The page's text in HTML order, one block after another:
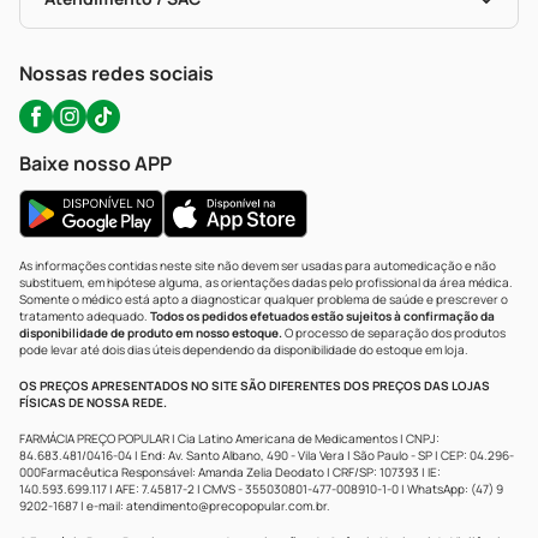
WhatsApp (47) 9202-1687
Nossas redes sociais
Baixe nosso APP
As informações contidas neste site não devem ser usadas para automedicação e não
substituem, em hipótese alguma, as orientações dadas pelo profissional da área médica.
Somente o médico está apto a diagnosticar qualquer problema de saúde e prescrever o
tratamento adequado. Todos os pedidos efetuados estão sujeitos à confirmação da
disponibilidade de produto em nosso estoque.O processo de separação dos produtos
pode levar até dois dias úteis dependendo da disponibilidade do estoque em loja.
OS PREÇOS APRESENTADOS NO SITE SÃO DIFERENTES DOS PREÇOS DAS LOJAS
FÍSICAS DE NOSSA REDE.
FARMÁCIA PREÇO POPULAR | Cia Latino Americana de Medicamentos | CNPJ:
84.683.481/0416-04 | End: Av. Santo Albano, 490 - Vila Vera | São Paulo - SP | CEP: 04.296-
000Farmacêutica Responsável: Amanda Zelia Deodato | CRF/SP: 107393 | IE:
140.593.699.117 | AFE: 7.45817-2 | CMVS - 355030801-477-008910-1-0 | WhatsApp: (47) 9
9202-1687 | e-mail: atendimento@precopopular.com.br.